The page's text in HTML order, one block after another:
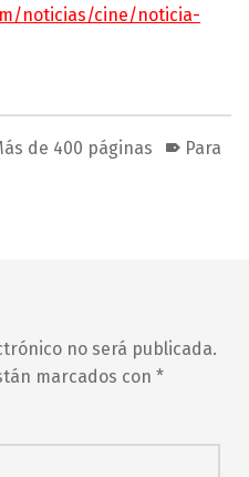
noticias/cine/noticia-
de 400 páginas
Para
no será publicada.
marcados con *